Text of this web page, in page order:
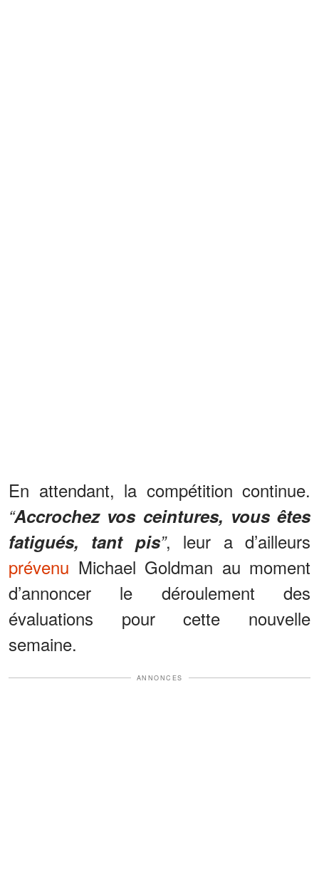
En attendant, la compétition continue.
“Accrochez vos ceintures, vous êtes
fatigués, tant pis”, leur a d’ailleurs
prévenu Michael Goldman au moment
d’annoncer le déroulement des
évaluations pour cette nouvelle
semaine.
ANNONCES